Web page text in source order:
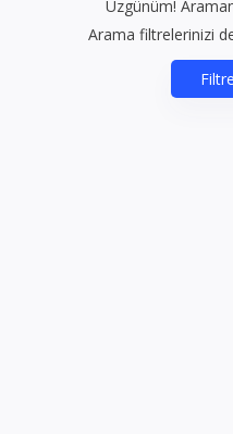
Üzgünüm!
Arama filtrelerinizi